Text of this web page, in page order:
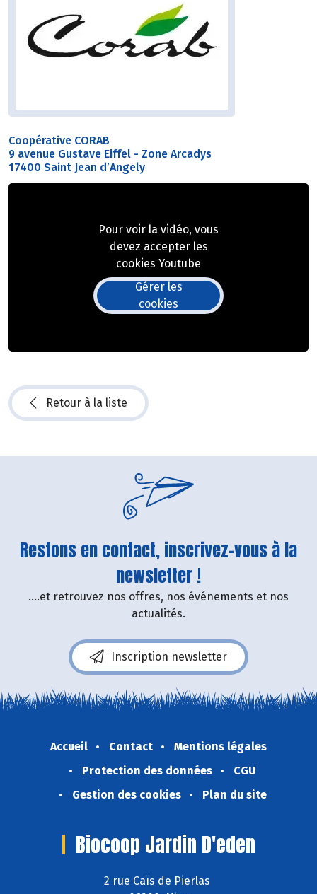
Coopérative CORAB
9 avenue Gustave Eiffel - Zone Arcadys
17400 Saint Jean d’Angely
Pour voir la vidéo, vous
devez accepter les
cookies Youtube
Gérer les
cookies
Retour à la liste
Restons en contact, inscrivez-vous à la
newsletter !
....et retrouvez nos offres, nos événements et nos
actualités.
Inscription newsletter
Accueil Contact
Mentions légales
Protection des données
CGU
Gestion des cookies
Plan du site
Biocoop Jardin D'eden
2 rue Caïs de Pierlas